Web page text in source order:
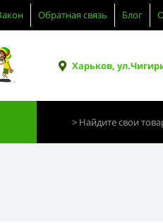
Обратная связь Блог
Харьков,